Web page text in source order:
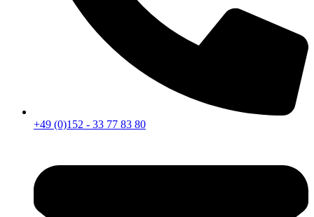
+49 (0)152 - 33 77 83 80